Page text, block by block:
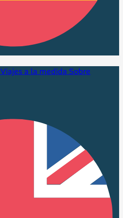
Viajes a la medida Sobre